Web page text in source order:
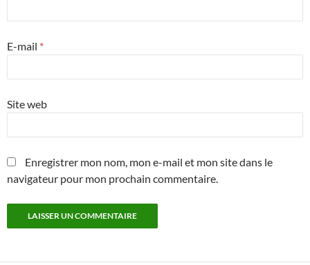
E-mail *
Site web
Enregistrer mon nom, mon e-mail et mon site dans le
navigateur pour mon prochain commentaire.